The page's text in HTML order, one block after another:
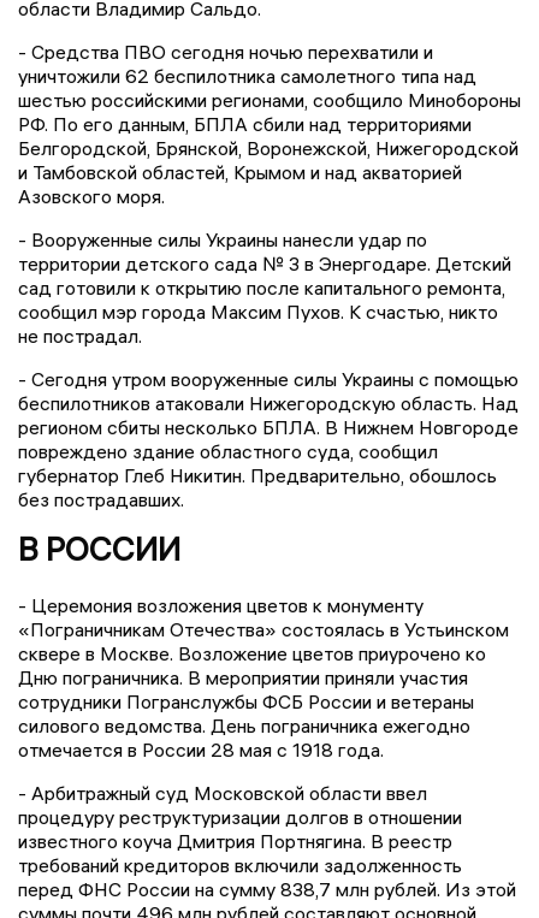
области Владимир Сальдо.
- Средства ПВО сегодня ночью перехватили и
уничтожили 62 беспилотника самолетного типа над
шестью российскими регионами, сообщило Минобороны
РФ. По его данным, БПЛА сбили над территориями
Белгородской, Брянской, Воронежской, Нижегородской
и Тамбовской областей, Крымом и над акваторией
Азовского моря.
- Вооруженные силы Украины нанесли удар по
территории детского сада № 3 в Энергодаре. Детский
сад готовили к открытию после капитального ремонта,
сообщил мэр города Максим Пухов. К счастью, никто
не пострадал.
- Сегодня утром вооруженные силы Украины с помощью
беспилотников атаковали Нижегородскую область. Над
регионом сбиты несколько БПЛА. В Нижнем Новгороде
повреждено здание областного суда, сообщил
губернатор Глеб Никитин. Предварительно, обошлось
без пострадавших.
В РОССИИ
- Церемония возложения цветов к монументу
«Пограничникам Отечества» состоялась в Устьинском
сквере в Москве. Возложение цветов приурочено ко
Дню пограничника. В мероприятии приняли участия
сотрудники Погранслужбы ФСБ России и ветераны
силового ведомства. День пограничника ежегодно
отмечается в России 28 мая с 1918 года.
- Арбитражный суд Московской области ввел
процедуру реструктуризации долгов в отношении
известного коуча Дмитрия Портнягина. В реестр
требований кредиторов включили задолженность
перед ФНС России на сумму 838,7 млн рублей. Из этой
суммы почти 496 млн рублей составляют основной